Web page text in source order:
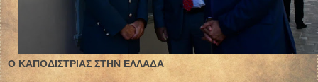
Ο ΚΑΠΟΔΙΣΤΡΙΑΣ ΣΤΗΝ ΕΛΛΑΔΑ